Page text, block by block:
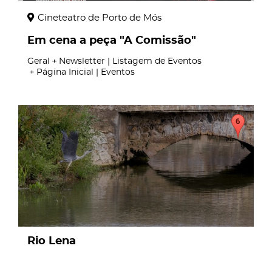
Cineteatro de Porto de Mós
Em cena a peça "A Comissão"
Geral
Newsletter | Listagem de Eventos
Página Inicial | Eventos
page
Rio Lena